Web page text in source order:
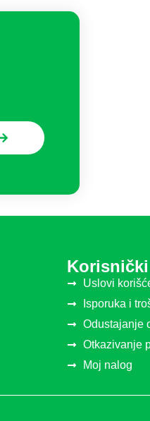
Uslovi
Isporuka i
Odustajanje
Otkazivanje
Moj nalog